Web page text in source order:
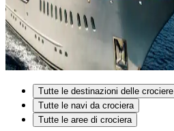
Tutte le destinazioni delle crociere
Tutte le navi da crociera
Tutte le aree di crociera